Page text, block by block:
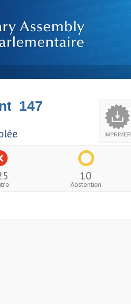
IMPRIMER
147
10
Abstention